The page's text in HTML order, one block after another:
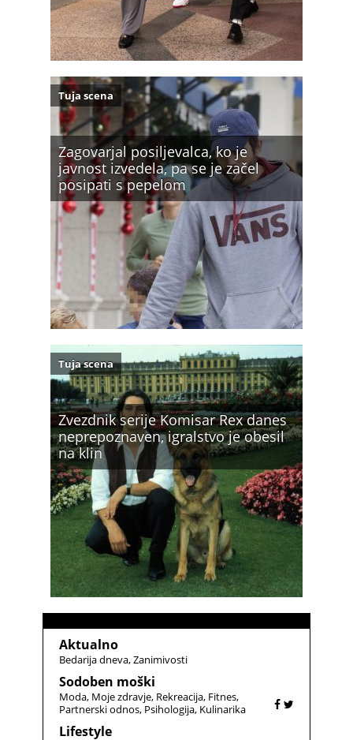
Zagovarjal posiljevalca, ko je
javnost izvedela, pa se je začel
posipati s pepelom
Tuja scena
Zvezdnik serije Komisar Rex danes
neprepoznaven, igralstvo je obesil
na klin
Tuja scena
Aktualno
Bedarija dneva Zanimivosti
Sodoben moški
Moda Moje zdravje Rekreacija Fitnes
Partnerski odnos Psihologija Kulinarika
Lifestyle